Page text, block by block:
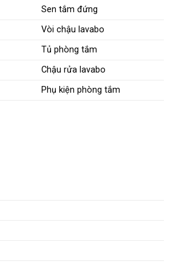
Sen tắm đứng
Vòi chậu lavabo
Tủ phòng tắm
Chậu rửa lavabo
Phụ kiện phòng tắm